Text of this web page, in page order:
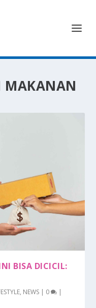
MAKANAN
BISA DICICIL:
, NEWS | 0 |